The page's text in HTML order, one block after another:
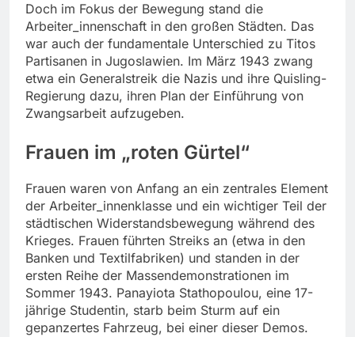
Doch im Fokus der Bewegung stand die
Arbeiter_innenschaft in den großen Städten. Das
war auch der fundamentale Unterschied zu Titos
Partisanen in Jugoslawien. Im März 1943 zwang
etwa ein Generalstreik die Nazis und ihre Quisling-
Regierung dazu, ihren Plan der Einführung von
Zwangsarbeit aufzugeben.
Frauen im „roten Gürtel“
Frauen waren von Anfang an ein zentrales Element
der Arbeiter_innenklasse und ein wichtiger Teil der
städtischen Widerstandsbewegung während des
Krieges. Frauen führten Streiks an (etwa in den
Banken und Textilfabriken) und standen in der
ersten Reihe der Massendemonstrationen im
Sommer 1943. Panayiota Stathopoulou, eine 17-
jährige Studentin, starb beim Sturm auf ein
gepanzertes Fahrzeug, bei einer dieser Demos.